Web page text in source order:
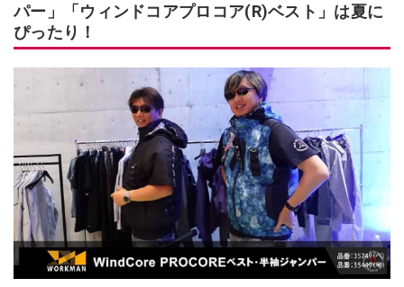
パー」「ウィンドコアプロコア(R)ベスト」は夏に
ぴったり！